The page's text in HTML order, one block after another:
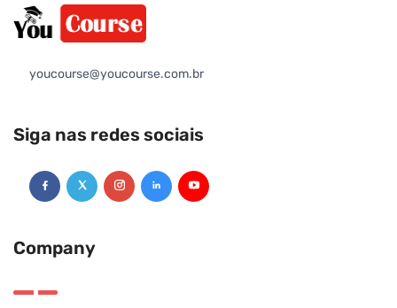
youcourse@youcourse.com.br
Siga nas redes sociais
Company